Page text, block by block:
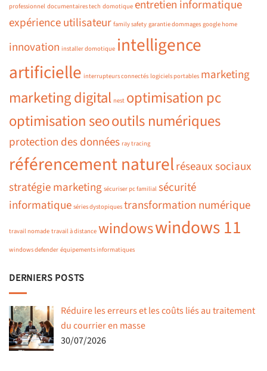
professionnel documentaires tech domotique entretien informatique
expérience utilisateur family safety garantie dommages google home
innovation installer domotique intelligence
artificielle interrupteurs connectés logiciels portables marketing
marketing digital nest optimisation pc
optimisation seooutils numériques
protection des données ray tracing
référencement naturelréseaux sociaux
stratégie marketing sécuriser pc familial sécurité
informatique séries dystopiques transformation numérique
travail nomade travail à distance windowswindows 11
windows defender équipements informatiques
DERNIERS POSTS
Réduire les erreurs et les coûts liés au traitement
du courrier en masse
30/07/2026